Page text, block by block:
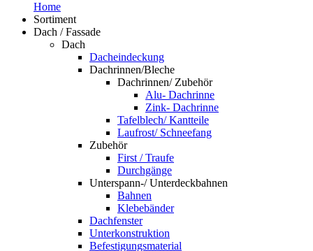
Home
Sortiment
Dach / Fassade
Dach
Dacheindeckung
Dachrinnen/Bleche
Dachrinnen/ Zubehör
Alu- Dachrinne
Zink- Dachrinne
Tafelblech/ Kantteile
Laufrost/ Schneefang
Zubehör
First / Traufe
Durchgänge
Unterspann-/ Unterdeckbahnen
Bahnen
Klebebänder
Dachfenster
Unterkonstruktion
Befestigungsmaterial